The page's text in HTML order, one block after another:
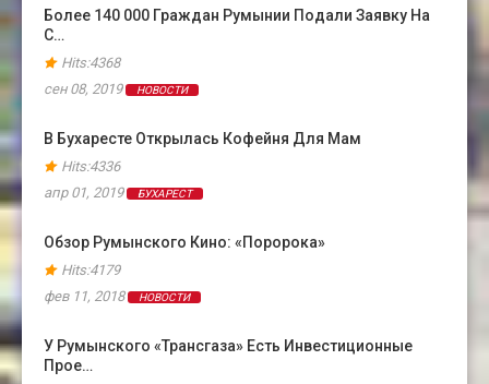
Более 140 000 Граждан Румынии Подали Заявку На
С…
Hits:4368
сен 08, 2019
НОВОСТИ
В Бухаресте Открылась Кофейня Для Мам
Hits:4336
апр 01, 2019
БУХАРЕСТ
Обзор Румынского Кино: «Поророка»
Hits:4179
фев 11, 2018
НОВОСТИ
У Румынского «Трансгаза» Есть Инвестиционные
Прое…